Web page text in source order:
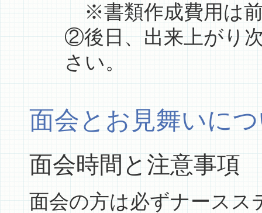
※書類作成費用は前
②後日、出来上がり
さい。
面会とお見舞いに
面会時間と注意事項
面会の方は必ずナースス